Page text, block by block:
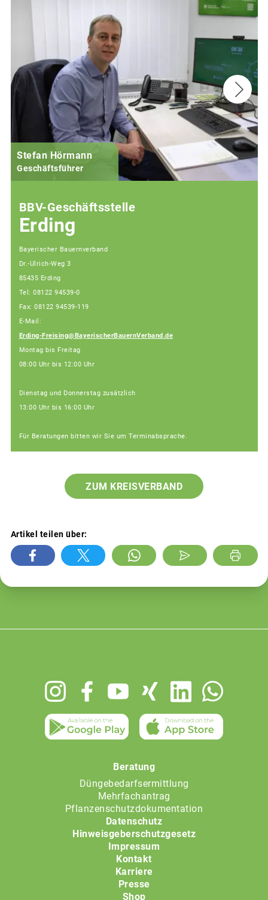
Stefan Hörmann
Geschäftsführer
BBV-Geschäftsstelle
Erding
Bayerischer Bauernverband
Dr.-Ulrich-Weg 3
85435 Erding
Tel: 08122 94539-0
Fax: 08122 94539-119
E-Mail:
Erding-Freising@BayerischerBauernVerband.de
Montag bis Freitag
08:00 Uhr bis 12:00 Uhr
Dienstag und Donnerstag zusätzlich
13:00 Uhr bis 16:00 Uhr
Für Beratungen bitten wir Sie um Terminabsprache.
ZUM KREISVERBAND
Artikel teilen über:
Beratung
Düngebedarfsermittlung
Mehrfachantrag
Pflanzenschutzdokumentation
Datenschutz
Hinweisgeberschutzgesetz
Impressum
Kontakt
Karriere
Presse
Shop